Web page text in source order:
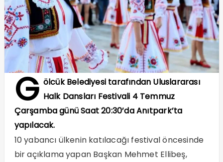
G ölcük Belediyesi tarafından Uluslararası
Halk Dansları Festivali 4 Temmuz
Çarşamba günü Saat 20:30’da Anıtpark’ta
yapılacak.
10 yabancı ülkenin katılacağı festival öncesinde
bir açıklama yapan Başkan Mehmet Ellibeş,